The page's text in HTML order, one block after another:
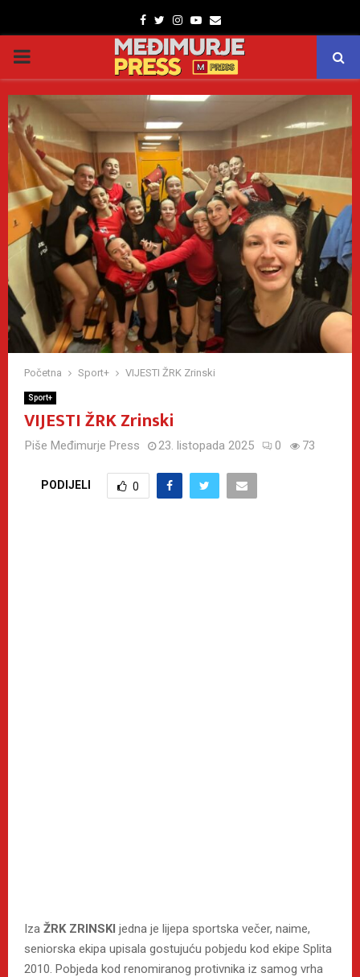
Facebook
TwitterInstagram
Youtube
Email
PRIMARY
MENU
Početna Sport+ VIJESTI ŽRK Zrinski
Sport+
VIJESTI ŽRK Zrinski
Piše Međimurje Press 23. listopada 2025 0 73
PODIJELI 0
Iza ŽRK ZRINSKI jedna je lijepa sportska večer, naime,
seniorska ekipa upisala gostujuću pobjedu kod ekipe Splita
2010. Pobjeda kod renomiranog protivnika iz samog vrha